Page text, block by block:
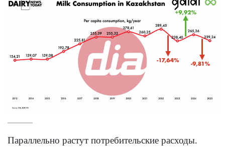
Параллельно растут потребительские расходы.